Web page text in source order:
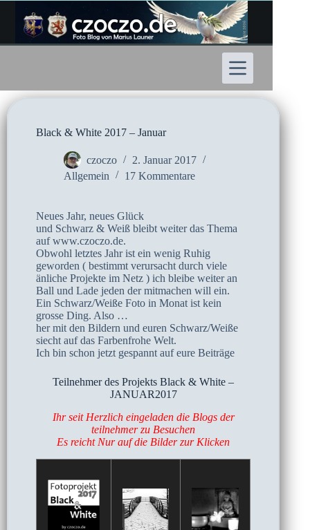
Inhalt
springen
Black & White 2017 – Januar
czoczo
2. Januar 2017
Allgemein
17 Kommentare
Neues Jahr, neues Glück
und Schwarz & Weiß bleibt weiter das Thema
auf www.czoczo.de.
Obwohl letztes Jahr ist ein wenig Ruhig
geworden ( bestimmt verursacht durch viele
änliche Projekte im Netz ) ich bleibe weiter an
Ball und Lade jeden der mitmachen will ein.
Ein Schwarz/Weiße Foto in Monat ist kein
grosse Ding. Also …
her mit den Bildern und euren Schwarz/Weiße
siecht auf das Farbenfrohe Welt.
Ich bin schon jetzt gespannt auf eure Beiträge
Teilnehmer des Projekts Black & White –
JANUAR2017
Ihr seit Herzlich eingeladen die Blogs der
teilnehmer zu Besuchen
Es reicht Nur auf die Bilder zur Klicken